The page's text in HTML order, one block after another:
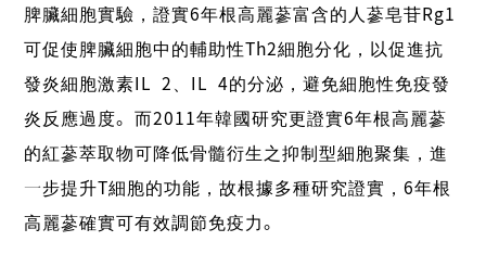
脾臟細胞實驗，證實6年根高麗蔘富含的人蔘皂苷Rg1
可促使脾臟細胞中的輔助性Th2細胞分化，以促進抗
發炎細胞激素IL-2、IL-4的分泌，避免細胞性免疫發
炎反應過度。而2011年韓國研究更證實6年根高麗蔘
的紅蔘萃取物可降低骨髓衍生之抑制型細胞聚集，進
一步提升T細胞的功能，故根據多種研究證實，6年根
高麗蔘確實可有效調節免疫力。